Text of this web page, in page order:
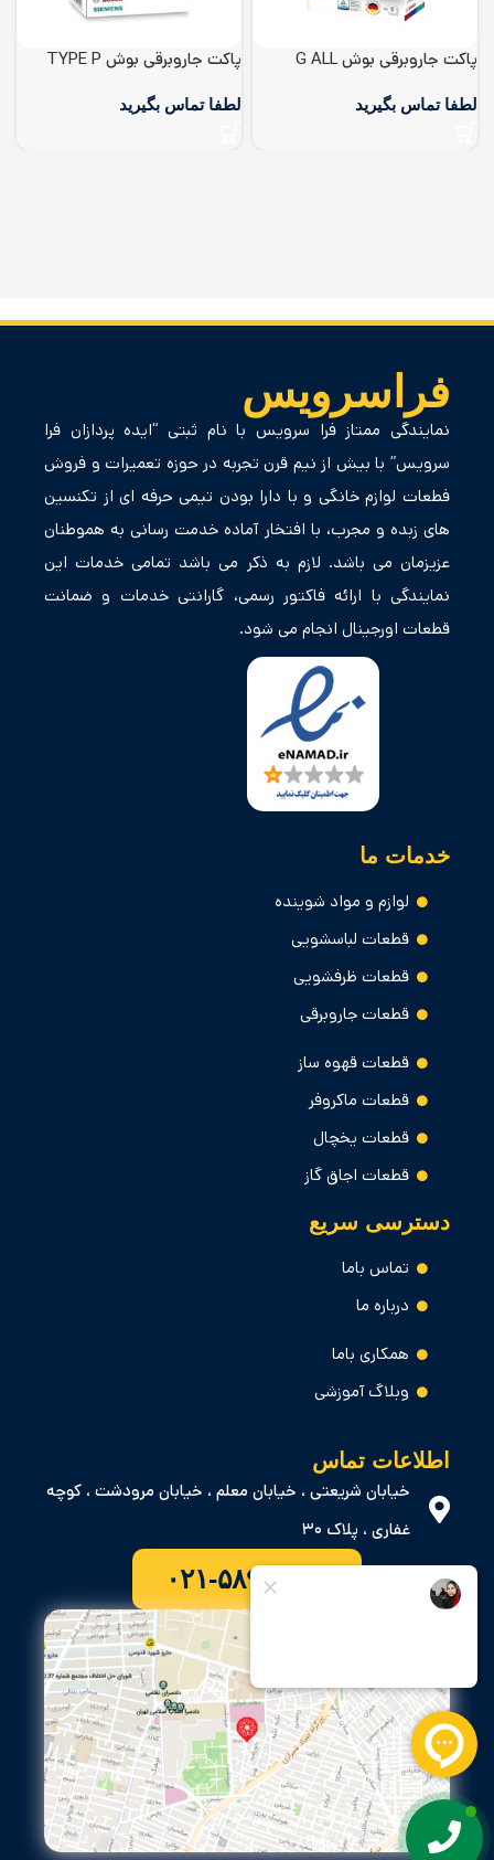
پاکت جاروبرقی بوش G ALL
پاکت جاروبرقی بوش TYPE P
فراسرویس
نمایندگی ممتاز فرا سرویس با نام ثبتی “ایده پردازان فرا
سرویس” با بیش از نیم قرن تجربه در حوزه تعمیرات و فروش
فطعات لوازم خانگی و با دارا بودن تیمی حرفه ای از تکنسین
های زبده و مجرب، با افتخار آماده خدمت رسانی به هموطنان
عزیزمان می باشد. لازم به ذکر می باشد تمامی خدمات این
نمایندگی با ارائه فاکتور رسمی، گارانتی خدمات و ضمانت
قطعات اورجینال انجام می شود.
خدمات ما
لوازم و مواد شوینده
قطعات لباسشویی
قطعات ظرفشویی
قطعات جاروبرقی
قطعات قهوه ساز
قطعات ماکروفر
قطعات یخچال
قطعات اجاق گاز
دسترسی سریع
تماس باما
درباره ما
همکاری باما
وبلاگ آموزشی
اطلاعات تماس
خیابان شریعتی ، خیابان معلم ، خیابان مرودشت ، کوچه
غفاری ، پلاک ۳۰
۰۲۱-۵۸۹۰۷